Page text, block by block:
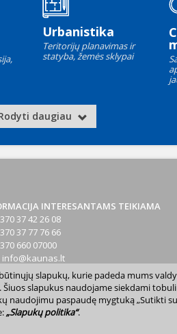
Urbanistika
Teritorijų planavimas ir
statyba, žemės sklypai
daugiau
INTERESANTAMS TEIKIAMA
37 42 26 08
37 77 76 66
660 07000
info@kaunas.lt
www.kaunas.lt skelbiamą informaciją be
slapukų, kurie padeda mums
slapukus naudojame siekdami
paspaudę mygtuką „Sutikti
„Slapukų politika“.